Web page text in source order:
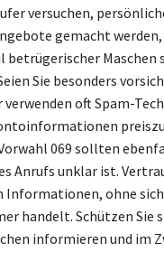
versuchen,
gemacht
betrügerischer Maschen
Sie besonders
oft Spam-
069 sollten
Anrufs unklar ist.
Informationen, ohne
handelt. Schützen Sie
informieren und im